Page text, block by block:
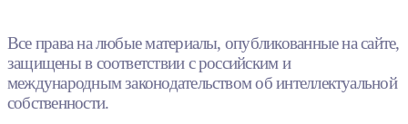
Все права на любые материалы, опубликованные на сайте,
защищены в соответствии с российским и
международным законодательством об интеллектуальной
собственности.